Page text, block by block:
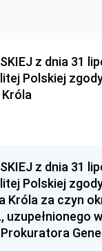
z dnia 31
Polskiej
z dnia 31
Polskiej
Króla za czyn